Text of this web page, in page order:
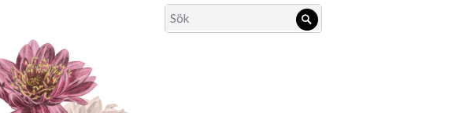
Search
Sök